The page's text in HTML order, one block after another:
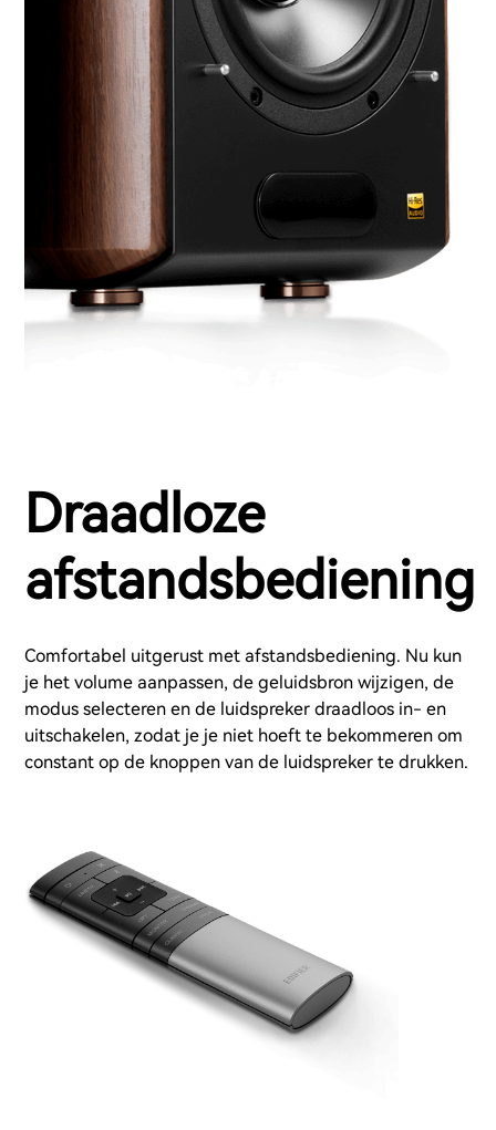
Draadloze
afstandsbediening
Comfortabel uitgerust met afstandsbediening. Nu kun
je het volume aanpassen, de geluidsbron wijzigen, de
modus selecteren en de luidspreker draadloos in- en
uitschakelen, zodat je je niet hoeft te bekommeren om
constant op de knoppen van de luidspreker te drukken.